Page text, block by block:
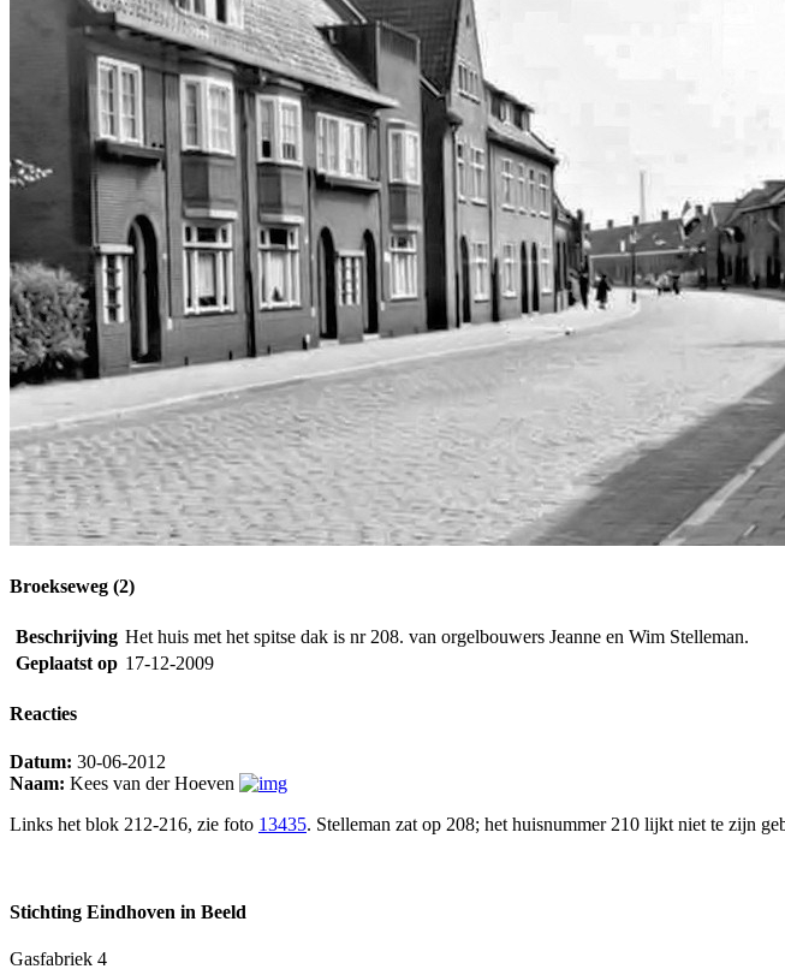
Broekseweg (2)
Beschrijving Het huis met het spitse dak is nr 208. van orgelbouwers Jeanne en Wim Stelleman.
Geplaatst op 17-12-2009
Reacties
Datum: 30-06-2012
Naam: Kees van der Hoeven
Links het blok 212-216, zie foto 13435. Stelleman zat op 208; het huisnummer 210 lijkt niet te zijn
Stichting Eindhoven in Beeld
Gasfabriek 4